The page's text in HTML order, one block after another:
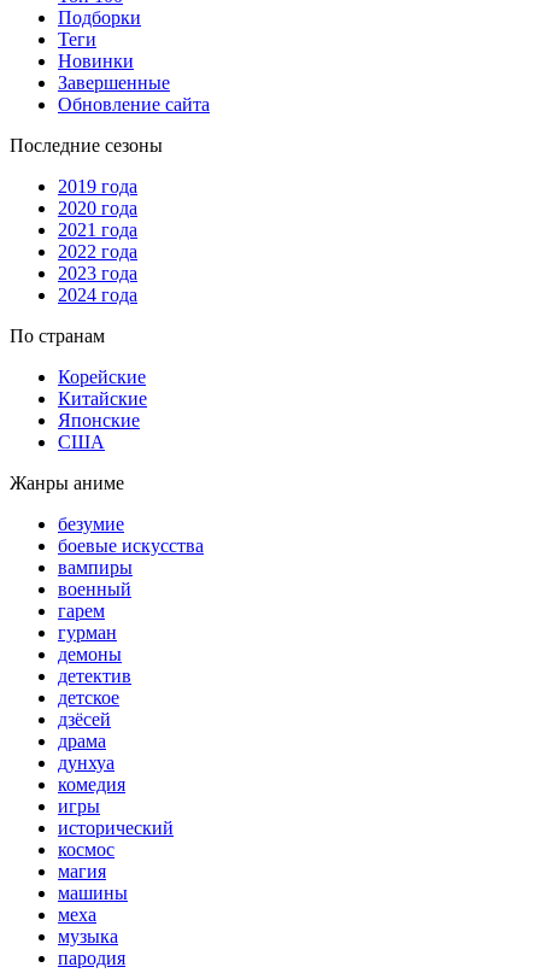
Подборки
Теги
Новинки
Завершенные
Обновление сайта
Последние сезоны
2019 года
2020 года
2021 года
2022 года
2023 года
2024 года
По странам
Корейские
Китайские
Японские
США
Жанры аниме
безумие
боевые искусства
вампиры
военный
гарем
гурман
демоны
детектив
детское
дзёсей
драма
дунхуа
комедия
игры
исторический
космос
магия
машины
меха
музыка
пародия